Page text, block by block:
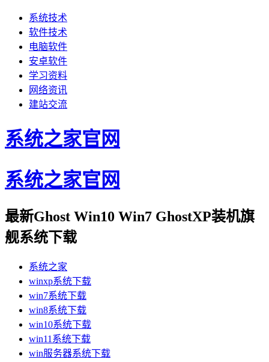
系统技术
软件技术
电脑软件
安卓软件
学习资料
网络资讯
建站交流
系统之家官网
系统之家官网
最新Ghost Win10 Win7 GhostXP装机旗
舰系统下载
系统之家
winxp系统下载
win7系统下载
win8系统下载
win10系统下载
win11系统下载
win服务器系统下载